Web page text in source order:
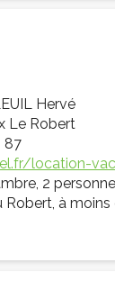
Hervé
Le Robert
87
location-
2
Robert, à